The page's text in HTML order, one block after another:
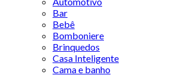
Bar
Bebê
Bomboniere
Brinquedos
Casa Inteligente
Cama e banho